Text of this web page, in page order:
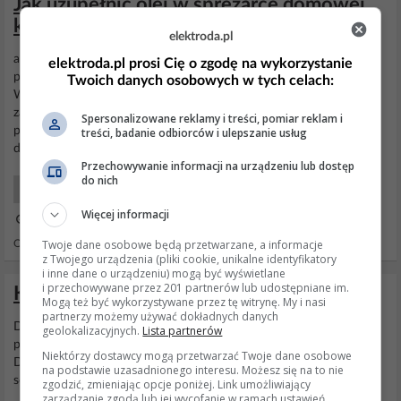
Jak uzupełnić olej w sprężarce domowej
klimatyzacji?
a wstępie przyznam się, że jestem chłodniczym laikiem , Ok , i twje
pytanie , Dowolną ilość mogę wlać w powrót, ,absolutnie nie ,
Wymyśliłem sobie, że gdyby kupić układ multisplit i umieścić
zawory rozprężne na strychu to mógłbym w każdym pokoju na
poddaszu umieścić jednostkę wewnętrzną i byłoby idealnie. Po
długim czasie kupiłem na allegro używany...
06 Paź 2022 12:45
Odpowiedzi: 1 Wyświetleń: 1323
Klimatyzacja do małego pokoju - ok 12m2
Do takiego pokoju w zasadzie każda jaka jest na rynku - jak
planujesz zakup na lata - to polecam coś dobrego - Fujitsu albo
Daikin, Mitsubishi,Toshiba. Chińczyka z marketu masz na 3-4
sezony.
elektroda.pl
elektroda.pl prosi Cię o zgodę na wykorzystanie
Twoich danych osobowych w tych celach:
Spersonalizowane reklamy i treści, pomiar reklam i
treści, badanie odbiorców i ulepszanie usług
Przechowywanie informacji na urządzeniu lub dostęp
do nich
Więcej informacji
Twoje dane osobowe będą przetwarzane, a informacje
z Twojego urządzenia (pliki cookie, unikalne identyfikatory
i inne dane o urządzeniu) mogą być wyświetlane
i przechowywane przez 201 partnerów lub udostępniane im.
Mogą też być wykorzystywane przez tę witrynę. My i nasi
partnerzy możemy używać dokładnych danych
geolokalizacyjnych. Lista partnerów
Niektórzy dostawcy mogą przetwarzać Twoje dane osobowe
na podstawie uzasadnionego interesu. Możesz się na to nie
zgodzić, zmieniając opcje poniżej. Link umożliwiający